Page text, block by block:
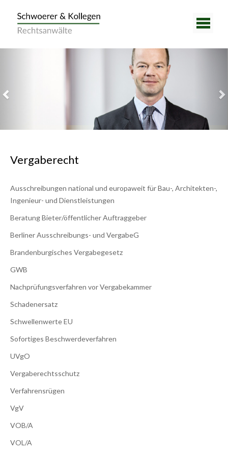
Vergaberecht
Ausschreibungen national und europaweit für Bau-, Architekten-,
Ingenieur- und Dienstleistungen
Beratung Bieter/öffentlicher Auftraggeber
Berliner Ausschreibungs- und VergabeG
Brandenburgisches Vergabegesetz
GWB
Nachprüfungsverfahren vor Vergabekammer
Schadenersatz
Schwellenwerte EU
Sofortiges Beschwerdeverfahren
UVgO
Vergaberechtsschutz
Verfahrensrügen
VgV
VOB/A
VOL/A